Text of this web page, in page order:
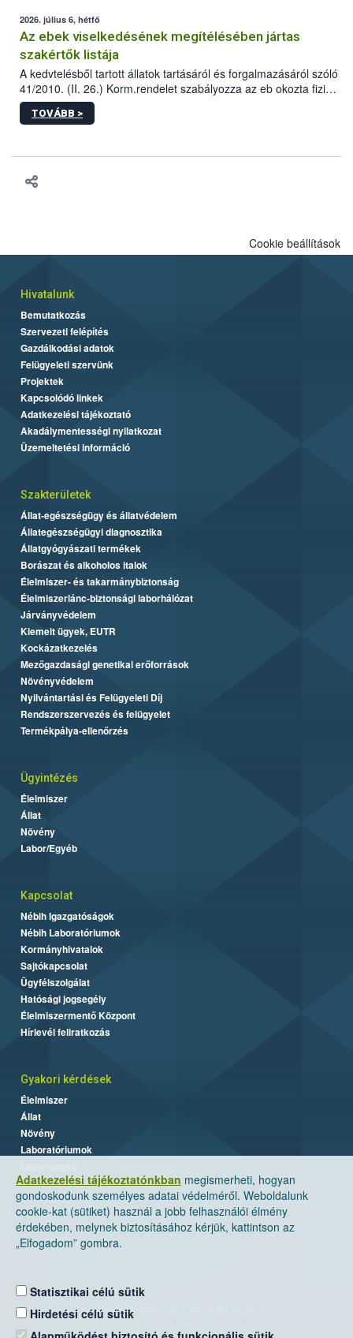
2026. július 6, hétfő
Az ebek viselkedésének megítélésében jártas
szakértők listája
A kedvtelésből tartott állatok tartásáról és forgalmazásáról szóló
41/2010. (II. 26.) Korm.rendelet szabályozza az eb okozta fizikai
sérülés, illetve ennek veszélye keletkezésekor felmerülő
hatósági feladatokat, valamint a veszélyes eb tartását és annak
TOVÁBB >
Adatkezelési tájékoztatónkban megismerheti, hogyan
gondoskodunk személyes adatai védelméről. Weboldalunk
cookie-kat (sütiket) használ a jobb felhasználói élmény
érdekében, melynek biztosításához kérjük, kattintson az
„Elfogadom” gombra.
Statisztikai célú sütik
Hirdetési célú sütik
Cookie beállítások
Hivatalunk
Bemutatkozás
Szervezeti felépítés
Gazdálkodási adatok
Felügyeleti szervünk
Projektek
Kapcsolódó linkek
Adatkezelési tájékoztató
Akadálymentességi nyilatkozat
Üzemeltetési információ
Szakterületek
Állat-egészségügy és állatvédelem
Állategészségügyi diagnosztika
Állatgyógyászati termékek
Borászat és alkoholos italok
Élelmiszer- és takarmánybiztonság
Élelmiszerlánc-biztonsági laborhálózat
Járványvédelem
Kiemelt ügyek, EUTR
Kockázatkezelés
Mezőgazdasági genetikai erőforrások
Növényvédelem
Nyilvántartási és Felügyeleti Díj
Rendszerszervezés és felügyelet
Termékpálya-ellenőrzés
Ügyintézés
Élelmiszer
Állat
Növény
Labor/Egyéb
Kapcsolat
Nébih Igazgatóságok
Nébih Laboratóriumok
Kormányhivatalok
Sajtókapcsolat
Ügyfélszolgálat
Hatósági jogsegély
Élelmiszermentő Központ
Hírlevél feliratkozás
Gyakori kérdések
Élelmiszer
Állat
Növény
Laboratóriumok
Nemzeti Élelmiszerlánc-biztonsági Hivatal